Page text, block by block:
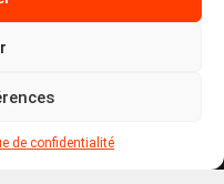
de confidentialité